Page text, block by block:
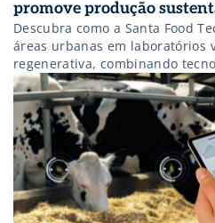
promove produção
Descubra como a Santa Food
áreas urbanas em laboratórios
regenerativa, combinando
impacto social para criar
circulares nas cidades